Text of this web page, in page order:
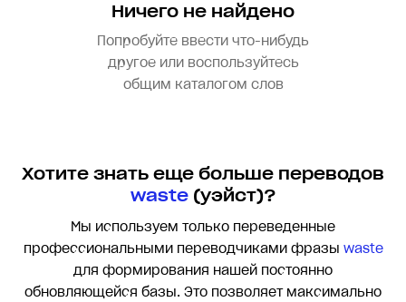
Ничего не найдено
Попробуйте ввести что-нибудь
другое или воспользуйтесь
общим каталогом слов
Хотите знать еще больше переводов
waste(yэйст)?
Мы используем только переведенные
профессиональными переводчиками фразы waste
для формирования нашей постоянно
обновляющейся базы. Это позволяет максимально